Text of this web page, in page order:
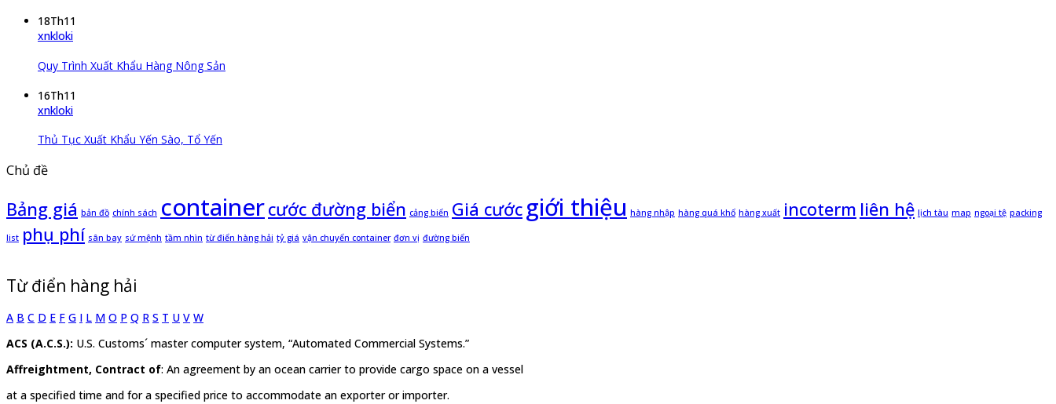
18Th11
xnkloki
Quy Trình Xuất Khẩu Hàng Nông Sản
16Th11
xnkloki
Thủ Tục Xuất Khẩu Yến Sào, Tổ Yến
Chủ đề
Bảng giá bản đồ chính sách containercước đường biển cảng biển Giá cướcgiới thiệu hàng nhập hàng quá khổ hàng xuất incoterm liên hệ lịch tàu map ngoại tệ packing
list phụ phí sân bay sứ mệnh tầm nhìn từ điển hàng hải tỷ giá vận chuyển container đơn vị đường biển
Từ điển hàng hải
A B C D E F G I L M O P Q R S T U V W
ACS (A.C.S.): U.S. Customs´ master computer system, “Automated Commercial Systems.”
Affreightment, Contract of: An agreement by an ocean carrier to provide cargo space on a vessel
at a specified time and for a specified price to accommodate an exporter or importer.